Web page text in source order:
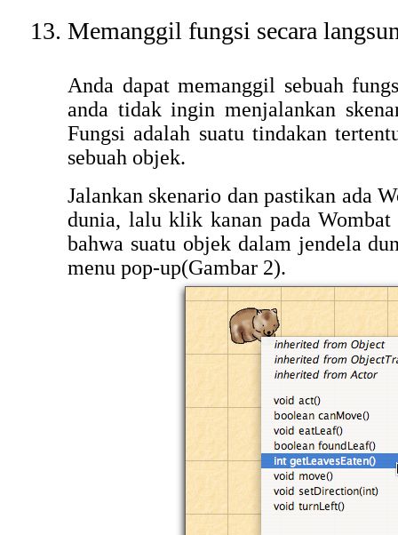
Memanggil fungsi secara
Anda dapat memanggil sebuah
anda tidak ingin menjalankan
Fungsi adalah suatu tindakan
sebuah objek.
Jalankan skenario dan pastikan ada
dunia, lalu klik kanan pada Wombat
bahwa suatu objek dalam jendela
menu pop-up(Gambar 2).